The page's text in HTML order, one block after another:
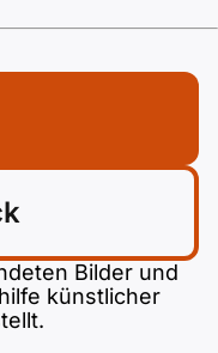
Bilder und
künstlicher